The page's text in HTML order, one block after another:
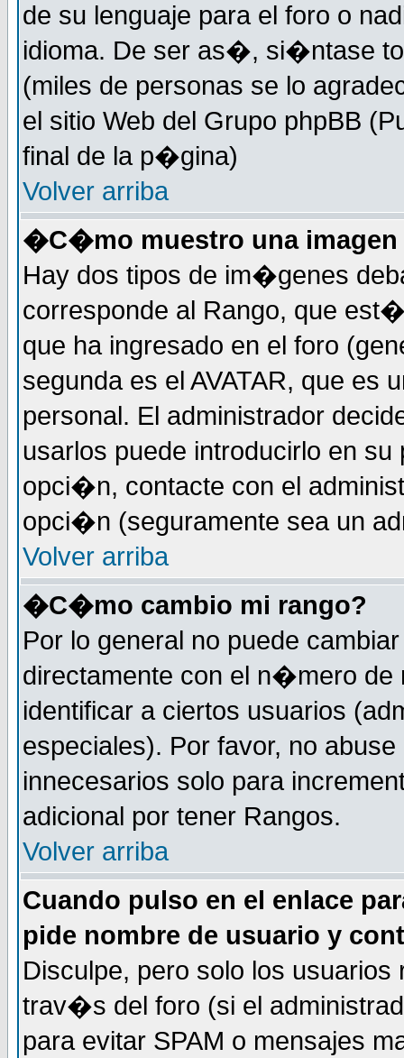
de su lenguaje para el foro o
idioma. De ser as�, si�ntase
(miles de personas se lo
el sitio Web del Grupo phpBB
final de la p�gina)
Volver arriba
�C�mo muestro una imagen
Hay dos tipos de im�genes
corresponde al Rango, que
que ha ingresado en el foro
segunda es el AVATAR, que
personal. El administrador
usarlos puede introducirlo en
opci�n, contacte con el
opci�n (seguramente sea un
Volver arriba
�C�mo cambio mi rango?
Por lo general no puede
directamente con el n�mero de
identificar a ciertos usuarios
especiales). Por favor, no
innecesarios solo para
adicional por tener Rangos.
Volver arriba
Cuando pulso en el enlace
pide nombre de usuario y
Disculpe, pero solo los
trav�s del foro (si el
para evitar SPAM o mensajes